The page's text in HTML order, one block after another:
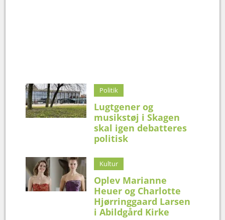
Politik
Lugtgener og
musikstøj i Skagen
skal igen debatteres
politisk
Kultur
Oplev Marianne
Heuer og Charlotte
Hjørringgaard Larsen
i Abildgård Kirke